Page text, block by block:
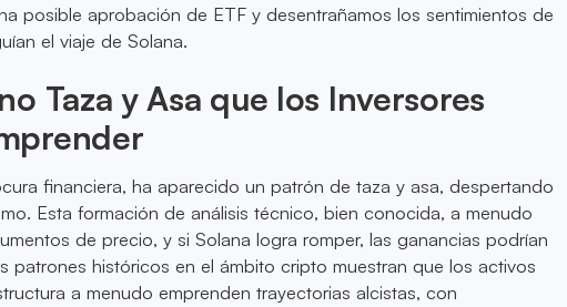
posible aprobación de ETF y desentrañamos los sentimientos de
el viaje de Solana.
Taza y Asa que los Inversores
financiera, ha aparecido un patrón de taza y asa, despertando
Esta formación de análisis técnico, bien conocida, a menudo
de precio, y si Solana logra romper, las ganancias podrían
patrones históricos en el ámbito cripto muestran que los activos
a menudo emprenden trayectorias alcistas, con